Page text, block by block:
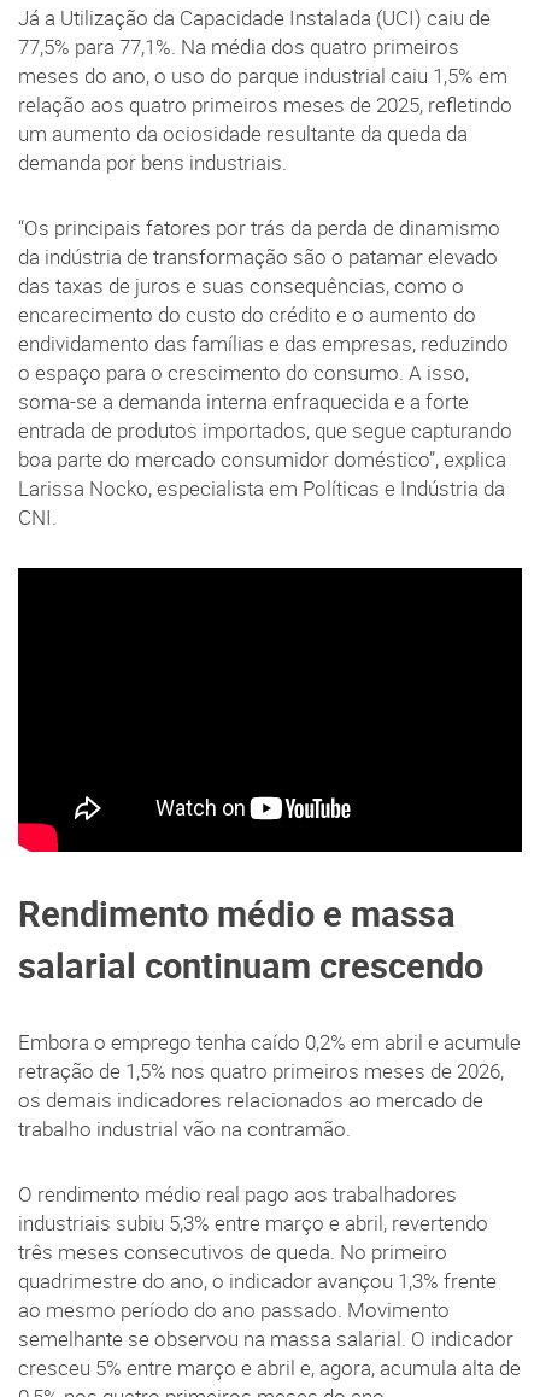
Já a Utilização da Capacidade Instalada (UCI) caiu de
77,5% para 77,1%. Na média dos quatro primeiros
meses do ano, o uso do parque industrial caiu 1,5% em
relação aos quatro primeiros meses de 2025, refletindo
um aumento da ociosidade resultante da queda da
demanda por bens industriais.
“Os principais fatores por trás da perda de dinamismo
da indústria de transformação são o patamar elevado
das taxas de juros e suas consequências, como o
encarecimento do custo do crédito e o aumento do
endividamento das famílias e das empresas, reduzindo
o espaço para o crescimento do consumo. A isso,
soma-se a demanda interna enfraquecida e a forte
entrada de produtos importados, que segue capturando
boa parte do mercado consumidor doméstico”, explica
Larissa Nocko, especialista em Políticas e Indústria da
CNI.
Rendimento médio e massa
salarial continuam crescendo
Embora o emprego tenha caído 0,2% em abril e acumule
retração de 1,5% nos quatro primeiros meses de 2026,
os demais indicadores relacionados ao mercado de
trabalho industrial vão na contramão.
O rendimento médio real pago aos trabalhadores
industriais subiu 5,3% entre março e abril, revertendo
três meses consecutivos de queda. No primeiro
quadrimestre do ano, o indicador avançou 1,3% frente
ao mesmo período do ano passado. Movimento
semelhante se observou na massa salarial. O indicador
cresceu 5% entre março e abril e, agora, acumula alta de